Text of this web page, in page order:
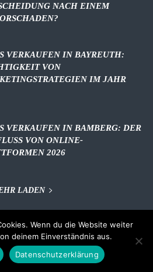
NACH EINEM
VERKAUFEN IN BAYREUTH:
VON
IM JAHR
VERKAUFEN IN BAMBERG: DER
VON ONLINE-
2026
LADEN
Wenn du die Website weiter
deinem Einverständnis aus.
Datenschutzerklärung